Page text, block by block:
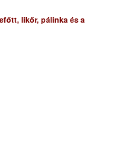
likőr, pálinka és a